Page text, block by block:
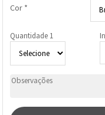
Cor *
Quantidade 1